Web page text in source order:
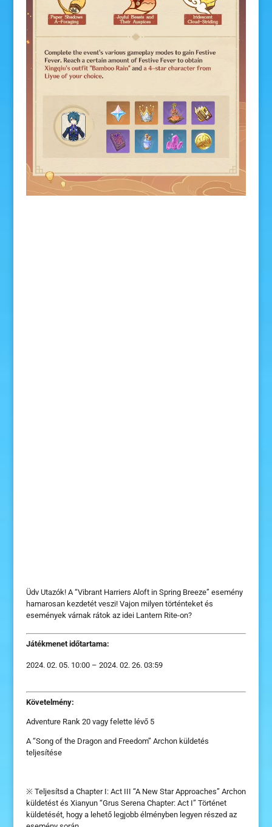
Üdv Utazók! A “Vibrant Harriers Aloft in Spring Breeze” esemény
hamarosan kezdetét veszi! Vajon milyen történteket és
események várnak rátok az idei Lantern Rite-on?
Játékmenet időtartama:
02. 05. 10:00 – 2024. 02. 26. 03:59
Követelmény:
Adventure Rank 20 vagy felette lévő 5
A “Song of the Dragon and Freedom” Archon küldetés
teljesítése
※ Teljesítsd a Chapter I: Act III “A New Star Approaches” Archon
küldetést és Xianyun “Grus Serena Chapter: Act I” Történet
küldetését, hogy a lehető legjobb élményben legyen részed az